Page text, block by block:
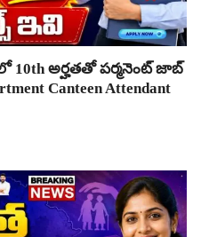
లో 10th అర్హతతో పర్మనెంట్ జాబ్
Canteen Attendant